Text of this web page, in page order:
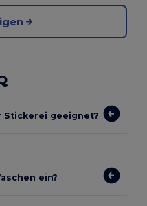
Stickerei geeignet?
ein?